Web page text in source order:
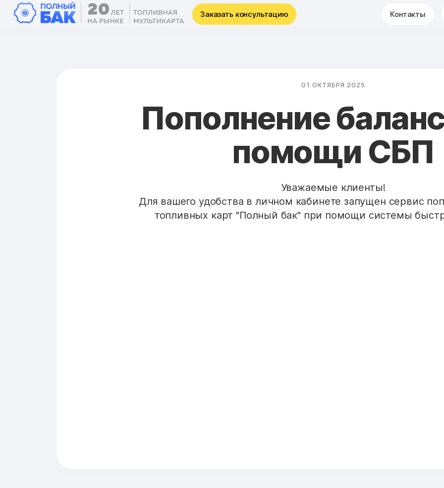
Заказать консультацию Контакты
01 ОКТЯБРЯ 2025
Пополнение
помощи СБП
Уважаемые клиенты!
Для вашего удобства в личном кабинете запущен сервис
топливных карт "Полный бак" при помощи системы